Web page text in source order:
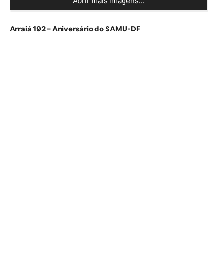
Arraiá 192 – Aniversário do SAMU-DF